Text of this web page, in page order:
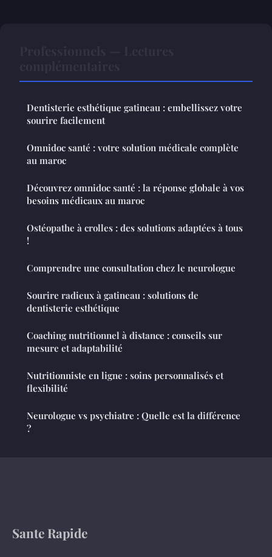
Dentisterie esthétique gatineau : embellissez votre
sourire facilement
Omnidoc santé : votre solution médicale complète
au maroc
Découvrez omnidoc santé : la réponse globale à vos
besoins médicaux au maroc
Ostéopathe à crolles : des solutions adaptées à tous
!
Comprendre une consultation chez le neurologue
Sourire radieux à gatineau : solutions de
dentisterie esthétique
Coaching nutritionnel à distance : conseils sur
mesure et adaptabilité
Nutritionniste en ligne : soins personnalisés et
flexibilité
Neurologue vs psychiatre : Quelle est la différence
?
Sante Rapide